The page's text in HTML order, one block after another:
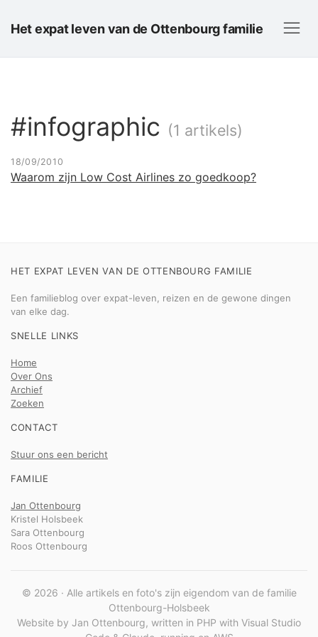
Het expat leven van de Ottenbourg familie
#infographic (1 artikels)
18/09/2010
Waarom zijn Low Cost Airlines zo goedkoop?
HET EXPAT LEVEN VAN DE OTTENBOURG FAMILIE
Een familieblog over expat-leven, reizen en de gewone dingen
van elke dag.
SNELLE LINKS
Home
Over Ons
Archief
Zoeken
CONTACT
Stuur ons een bericht
FAMILIE
Jan Ottenbourg
Kristel Holsbeek
Sara Ottenbourg
Roos Ottenbourg
© 2026 · Alle artikels en foto's zijn eigendom van de familie
Ottenbourg-Holsbeek
Website by Jan Ottenbourg, written in PHP with Visual Studio